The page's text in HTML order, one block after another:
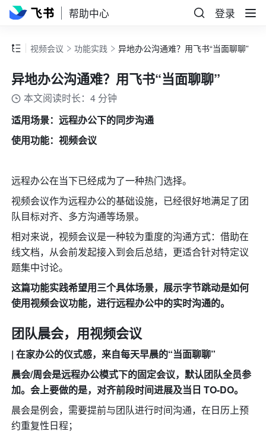
帮助中心 登录
视频会议 功能实践 异地办公沟通难？用飞书“当面聊聊”
异地办公沟通难？用飞书“当面聊聊”
本文阅读时长：4 分钟
适用场景：远程办公下的同步沟通
使用功能：视频会议
远程办公在当下已经成为了一种热门选择。
视频会议作为远程办公的基础设施，已经很好地满足了团
队目标对齐、多方沟通等场景。
相对来说，视频会议是一种较为重度的沟通方式：借助在
线文档，从会前发起接入到会后总结，更适合针对特定议
题集中讨论。
这篇功能实践希望用三个具体场景，展示字节跳动是如何
使用视频会议功能，进行远程办公中的实时沟通的。
团队晨会，用视频会议
| 在家办公的仪式感，来自每天早晨的“当面聊聊”
晨会/周会是远程办公模式下的固定会议，默认团队全员参
加。会上要做的是，对齐前段时间进展及当日 TO-DO。
晨会是例会，需要提前与团队进行时间沟通，在日历上预
约重复性日程；